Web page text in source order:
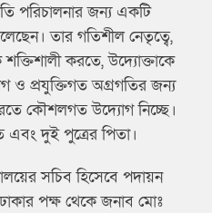
পরিচালনার জন্য একটি
তার গতিশীল নেতৃত্বে,
শক্তিশালী করতে, উদ্যোক্তাকে
ও প্রযুক্তিগত অগ্রগতির জন্য
কৌশলগত উদ্যোগ নিচ্ছে।
এবং দুই পুত্রের পিতা।
সচিব হিসেবে পদায়ন
পক্ষ থেকে জনাব মোঃ